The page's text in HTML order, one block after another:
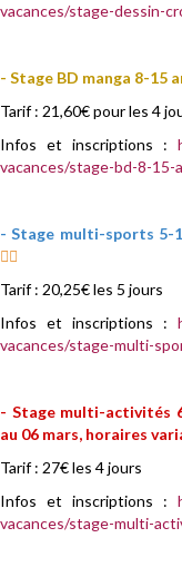
vacances/stage-dessin-
- Stage BD manga 8-15
Tarif : 21,60€ pour les 4
Infos et inscriptions :
vacances/stage-bd-8-15-
- Stage multi-sports 5-
🏃‍♀️
Tarif : 20,25€ les 5 jours
Infos et inscriptions :
vacances/stage-multi-
- Stage multi-activités
au 06 mars, horaires
Tarif : 27€ les 4 jours
Infos et inscriptions :
vacances/stage-multi-